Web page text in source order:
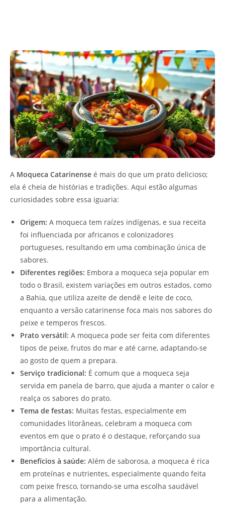
A Moqueca Catarinense é mais do que um prato delicioso;
ela é cheia de histórias e tradições. Aqui estão algumas
curiosidades sobre essa iguaria:
Origem: A moqueca tem raízes indígenas, e sua receita
foi influenciada por africanos e colonizadores
portugueses, resultando em uma combinação única de
sabores.
Diferentes regiões: Embora a moqueca seja popular em
todo o Brasil, existem variações em outros estados, como
a Bahia, que utiliza azeite de dendê e leite de coco,
enquanto a versão catarinense foca mais nos sabores do
peixe e temperos frescos.
Prato versátil: A moqueca pode ser feita com diferentes
tipos de peixe, frutos do mar e até carne, adaptando-se
ao gosto de quem a prepara.
Serviço tradicional: É comum que a moqueca seja
servida em panela de barro, que ajuda a manter o calor e
realça os sabores do prato.
Tema de festas: Muitas festas, especialmente em
comunidades litorâneas, celebram a moqueca com
eventos em que o prato é o destaque, reforçando sua
importância cultural.
Benefícios à saúde: Além de saborosa, a moqueca é rica
em proteínas e nutrientes, especialmente quando feita
com peixe fresco, tornando-se uma escolha saudável
para a alimentação.